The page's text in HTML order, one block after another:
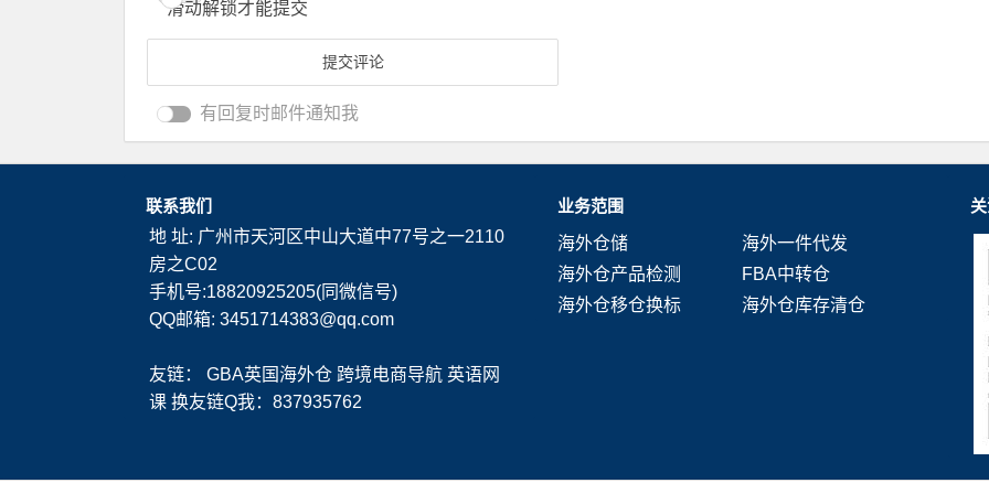
滑动解锁才能提交
有回复时邮件通知我
联系我们
地 址: 广州市天河区中山大道中77号之一2110
房之C02
手机号:18820925205(同微信号)
QQ邮箱: 3451714383@qq.com
友链： GBA英国海外仓 跨境电商导航 英语网
课 换友链Q我：837935762
业务范围
海外仓储
海外一件代发
海外仓产品检测
FBA中转仓
海外仓移仓换标
海外仓库存清仓